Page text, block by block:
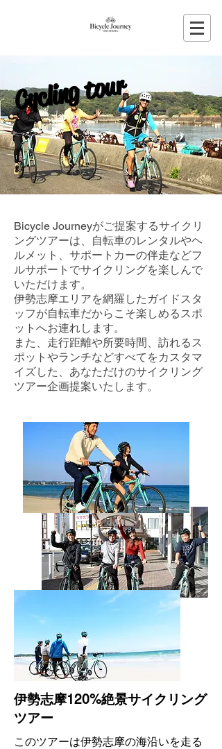
Cycling tour
Bicycle Journeyがご提案するサイクリ
ングツアーは、自転車のレンタルやヘ
ルメット、サポートカーの伴走などフ
ルサポートでサイクリングを楽しんで
いただけます。
伊勢志摩エリアを網羅したガイドスタ
ッフが自転車だからこそ楽しめるスポ
ットへお連れします。
また、走行距離や所要時間、訪れるス
ポットやランチなどすべてをカスタマ
イズした、あなただけのサイクリング
ツアー企画提案いたします。
​伊勢志摩120%絶景サイクリング
ツアー
このツアーは伊勢志摩の海沿いを走る